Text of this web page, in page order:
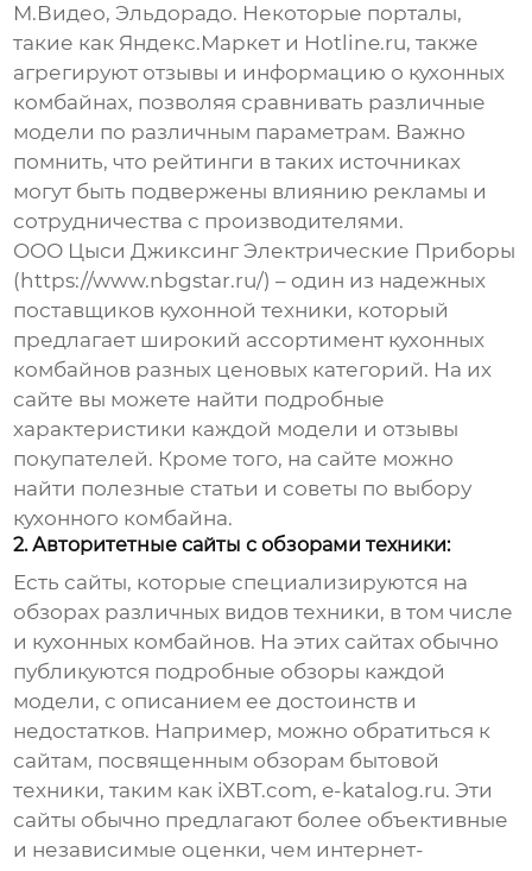
М.Видео, Эльдорадо. Некоторые порталы,
такие как Яндекс.Маркет и Hotline.ru, также
агрегируют отзывы и информацию о кухонных
комбайнах, позволяя сравнивать различные
модели по различным параметрам. Важно
помнить, что рейтинги в таких источниках
могут быть подвержены влиянию рекламы и
сотрудничества с производителями.
ООО Цыси Джиксинг Электрические Приборы
(https://www.nbgstar.ru/) – один из надежных
поставщиков кухонной техники, который
предлагает широкий ассортимент кухонных
комбайнов разных ценовых категорий. На их
сайте вы можете найти подробные
характеристики каждой модели и отзывы
покупателей. Кроме того, на сайте можно
найти полезные статьи и советы по выбору
кухонного комбайна.
2. Авторитетные сайты с обзорами техники:
Есть сайты, которые специализируются на
обзорах различных видов техники, в том числе
и кухонных комбайнов. На этих сайтах обычно
публикуются подробные обзоры каждой
модели, с описанием ее достоинств и
недостатков. Например, можно обратиться к
сайтам, посвященным обзорам бытовой
техники, таким как iXBT.com, e-katalog.ru. Эти
сайты обычно предлагают более объективные
и независимые оценки, чем интернет-